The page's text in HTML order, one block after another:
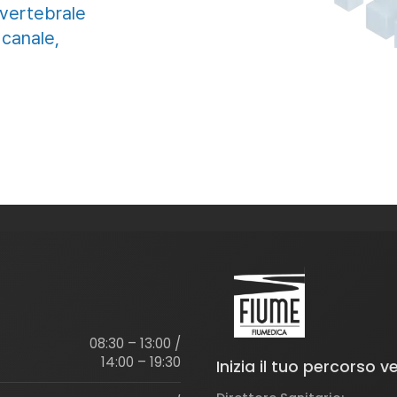
08:30 – 13:00 /
14:00 – 19:30
Inizia il tuo percorso